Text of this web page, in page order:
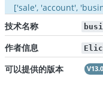
['sale', 'account',
技术名称
作者信息
可以提供的版本